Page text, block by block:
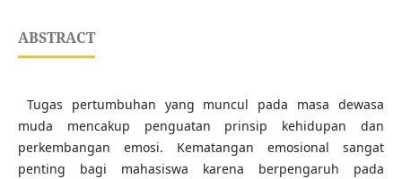
ABSTRACT
Tugas pertumbuhan yang muncul pada masa dewasa
muda mencakup penguatan prinsip kehidupan dan
perkembangan emosi. Kematangan emosional sangat
penting bagi mahasiswa karena berpengaruh pada